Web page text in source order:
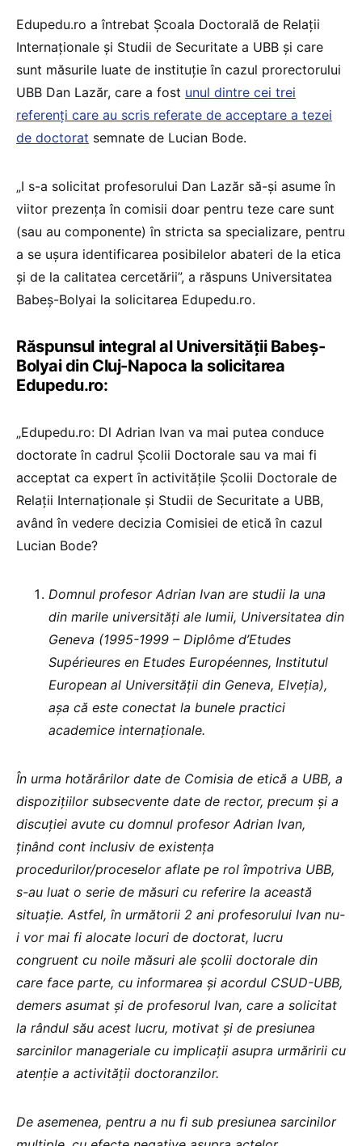
Edupedu.ro a întrebat Școala Doctorală de Relații
Internaționale și Studii de Securitate a UBB și care
sunt măsurile luate de instituție în cazul prorectorului
UBB Dan Lazăr, care a fost unul dintre cei trei
referenți care au scris referate de acceptare a tezei
de doctorat semnate de Lucian Bode.
„I s-a solicitat profesorului Dan Lazăr să-și asume în
viitor prezența în comisii doar pentru teze care sunt
(sau au componente) în stricta sa specializare, pentru
a se ușura identificarea posibilelor abateri de la etica
și de la calitatea cercetării”, a răspuns Universitatea
Babeș-Bolyai la solicitarea Edupedu.ro.
Răspunsul integral al Universității Babeș-
Bolyai din Cluj-Napoca la solicitarea
Edupedu.ro:
„Edupedu.ro: Dl Adrian Ivan va mai putea conduce
doctorate în cadrul Școlii Doctorale sau va mai fi
acceptat ca expert în activitățile Școlii Doctorale de
Relații Internaționale și Studii de Securitate a UBB,
având în vedere decizia Comisiei de etică în cazul
Lucian Bode?
Domnul profesor Adrian Ivan are studii la una
din marile universități ale lumii, Universitatea din
Geneva (1995-1999 – Diplôme d’Etudes
Supérieures en Etudes Européennes, Institutul
European al Universității din Geneva, Elveția),
așa că este conectat la bunele practici
academice internaționale.
În urma hotărârilor date de Comisia de etică a UBB, a
dispozițiilor subsecvente date de rector, precum și a
discuției avute cu domnul profesor Adrian Ivan,
ținând cont inclusiv de existența
procedurilor/proceselor aflate pe rol împotriva UBB,
s-au luat o serie de măsuri cu referire la această
situație. Astfel, în următorii 2 ani profesorului Ivan nu-
i vor mai fi alocate locuri de doctorat, lucru
congruent cu noile măsuri ale școlii doctorale din
care face parte, cu informarea și acordul CSUD-UBB,
demers asumat și de profesorul Ivan, care a solicitat
la rândul său acest lucru, motivat și de presiunea
sarcinilor manageriale cu implicații asupra urmăririi cu
atenție a activității doctoranzilor.
De asemenea, pentru a nu fi sub presiunea sarcinilor